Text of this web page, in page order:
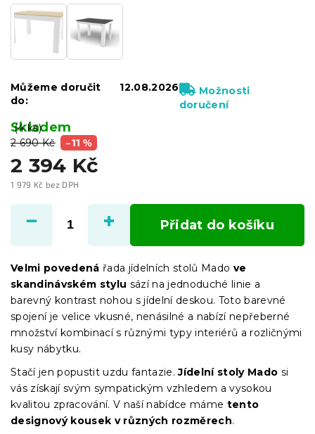
2 690 Kč –11 %
2 394 Kč
1 979 Kč bez DPH
cena:
Skladem
(4 ks)
Můžeme doručit
do:
12.08.2026
Možnosti
doručení
Přidat do košíku
Velmi povedená řada jídelních stolů Mado ve
skandinávském stylu sází na jednoduché linie a
barevný kontrast nohou s jídelní deskou. Toto barevné
spojení je velice vkusné, nenásilné a nabízí nepřeberné
množství kombinací s různými typy interiérů a rozličnými
kusy nábytku.
Stačí jen popustit uzdu fantazie.Jídelní stoly Mado si
vás získají svým sympatickým vzhledem a vysokou
kvalitou zpracování. V naší nabídce máme tento
designový kousek v různých rozměrech.